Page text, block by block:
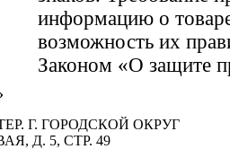
информацию о
возможность их
Законом «О защите
Г. ГОРОДСКОЙ ОКРУГ
Д. 5, СТР. 49